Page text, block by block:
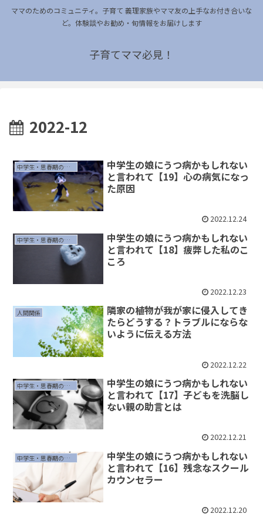
ママのためのコミュニティ。子育て 義理家族やママ友の上手なお付き合いな
ど。体験談やお勧め・旬情報をお届けします
子育てママ必見！
2022-12
中学生・思春期の子育て
中学生の娘にうつ病かもしれない
と言われて【19】心の病気になっ
た原因
2022.12.24
中学生・思春期の子育て
中学生の娘にうつ病かもしれない
と言われて【18】疲弊した私のこ
ころ
2022.12.23
人間関係
隣家の植物が我が家に侵入してき
たらどうする？トラブルにならな
いように伝える方法
2022.12.22
中学生・思春期の子育て
中学生の娘にうつ病かもしれない
と言われて【17】子どもを洗脳し
ない親の助言とは
2022.12.21
中学生・思春期の子育て
中学生の娘にうつ病かもしれない
と言われて【16】残念なスクール
カウンセラー
2022.12.20